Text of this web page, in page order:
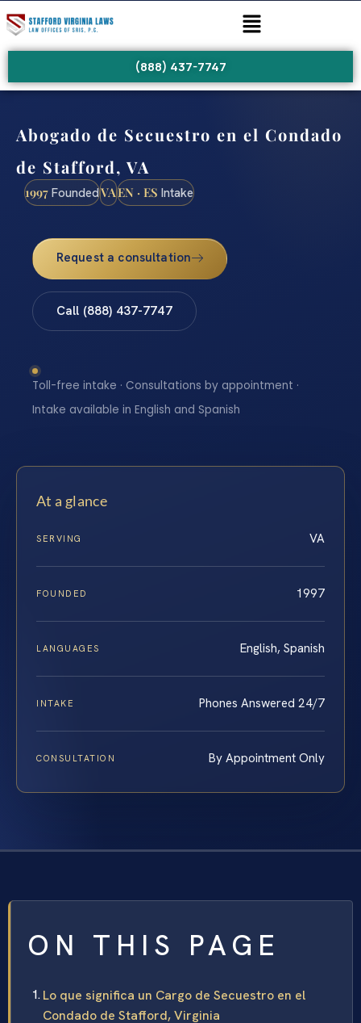
(888) 437-7747
Abogado de Secuestro en el Condado
de Stafford, VA
1997 FoundedVAEN · ES Intake
Request a consultation
Call (888) 437-7747
Toll-free intake · Consultations by appointment ·
Intake available in English and Spanish
At a glance
SERVING VA
FOUNDED 1997
LANGUAGES English, Spanish
INTAKE Phones Answered 24/7
CONSULTATION By Appointment Only
ON THIS PAGE
Lo que significa un Cargo de Secuestro en el
Condado de Stafford, Virginia